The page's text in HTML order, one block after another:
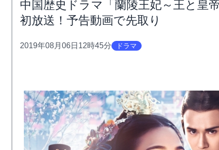
中国歴史ドラマ「蘭陵王妃～王と皇
初放送！予告動画で先取り
2019年08月06日12時45分 ドラマ